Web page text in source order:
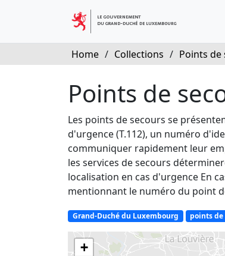
Home / Collections / Points de
Points de
Les points de secours se
d'urgence (T.112), un numéro
communiquer rapidement leur
les services de secours
localisation en cas d'urgence En
mentionnant le numéro du point
Grand-Duché du Luxembourg points de
+